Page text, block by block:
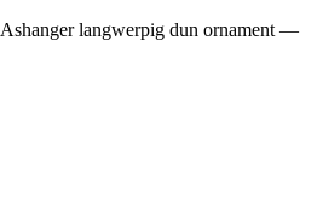
Ashanger langwerpig dun ornament —